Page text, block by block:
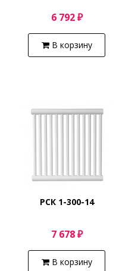
6 792 ₽
В корзину
РСК 1-300-14
7 678 ₽
В корзину